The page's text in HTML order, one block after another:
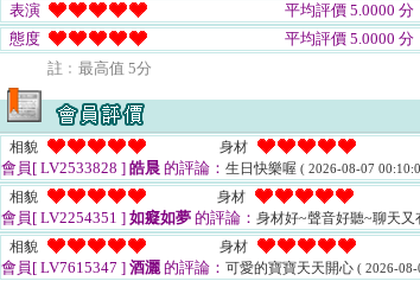
表演
平均評價 5.0000 分
態度
平均評價 5.0000 分
註﹕最高值 5分
相貌 身材
會員[ LV2533828 ] 皓晨 的評論： 生日快樂喔 ( 2026-08-07
相貌 身材
會員[ LV2254351 ] 如癡如夢 的評論： 身材好~聲音好聽~聊天又
相貌 身材
會員[ LV7615347 ] 酒灑的評論： 可愛的寶寶天天開心 ( 2026-